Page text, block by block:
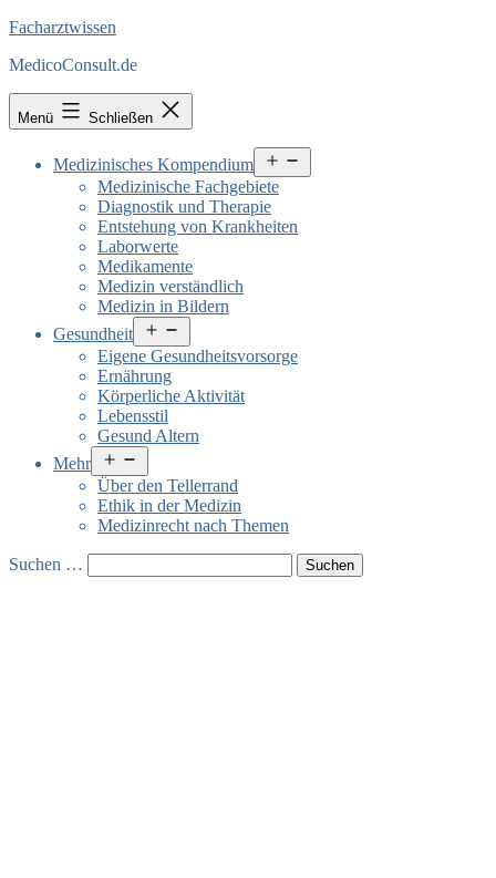
Facharztwissen
MedicoConsult.de
Menü Schließen
Medizinisches Kompendium
öffnen
Medizinische Fachgebiete
Diagnostik und Therapie
Entstehung von Krankheiten
Laborwerte
Medikamente
Medizin verständlich
Medizin in Bildern
Gesundheit
öffnen
Eigene Gesundheitsvorsorge
Ernährung
Körperliche Aktivität
Lebensstil
Gesund Altern
Mehr
öffnen
Über den Tellerrand
Ethik in der Medizin
Medizinrecht nach Themen
Suchen …